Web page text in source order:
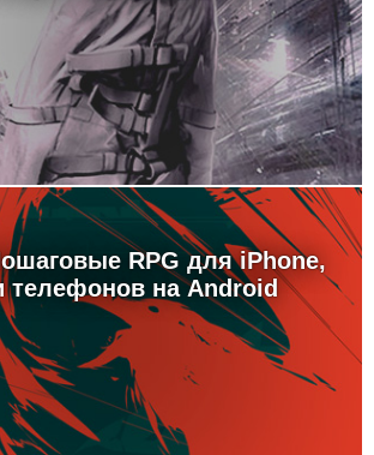
RPG для iPhone,
телефонов на Android